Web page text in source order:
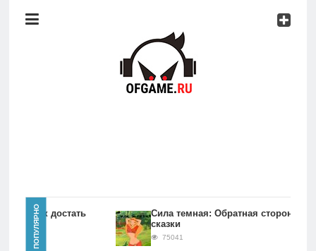
Консоли
Главная
ПОПУЛЯРНО
Как достать
Сила темная: Обратная сторона
сказки
75041